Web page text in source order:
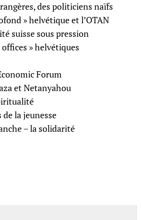
des politiciens naïfs
» helvétique et l’OTAN
suisse sous pression
offices » helvétiques
Forum
et Netanyahou
de la jeunesse
– la solidarité